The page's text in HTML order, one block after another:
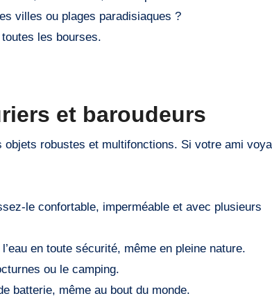
villes ou plages paradisiaques ?
les bourses.
et baroudeurs
robustes et multifonctions. Si votre ami
le confortable, imperméable et avec plusieurs
en toute sécurité, même en pleine nature.
ou le camping.
batterie, même au bout du monde.